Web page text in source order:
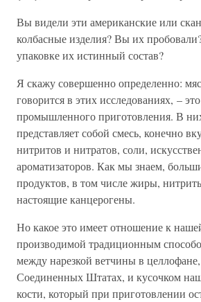
Вы видели эти американские или
колбасные изделия? Вы их
упаковке их истинный состав?
Я скажу совершенно определенно:
говорится в этих исследованиях, –
промышленного приготовления. В
представляет собой смесь, конечно
нитритов и нитратов, соли,
ароматизаторов. Как мы знаем,
продуктов, в том числе жиры,
настоящие канцерогены.
Но какое это имеет отношение к
производимой традиционным
между нарезкой ветчины в
Соединенных Штатах, и кусочком
кости, который при приготовлении